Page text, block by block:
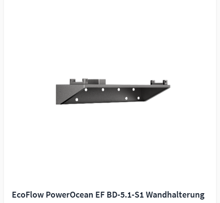
EcoFlow PowerOcean EF BD-5.1-S1 Wandhalterung